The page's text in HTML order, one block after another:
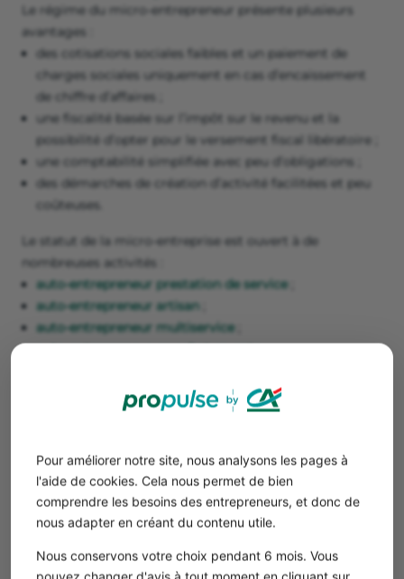
Pour améliorer notre site, nous analysons les pages à
l'aide de cookies. Cela nous permet de bien
comprendre les besoins des entrepreneurs, et donc de
nous adapter en créant du contenu utile.
Nous conservons votre choix pendant 6 mois. Vous
pouvez changer d'avis à tout moment en cliquant sur
Le régime du micro-entrepreneur présente plusieurs
avantages :
des cotisations sociales faibles et un paiement de
charges sociales uniquement en cas d’encaissement
de chiffre d’affaires ;
une fiscalité basée sur l’impôt sur le revenu et la
possibilité d’opter pour le versement fiscal libératoire ;
une comptabilité simplifiée avec peu d’obligations ;
des démarches de création d’activité facilitées et peu
coûteuses.
Le statut de la micro-entreprise est ouvert à de
nombreuses activités :
auto-entrepreneur prestation de service;
auto-entrepreneur artisan
auto-entrepreneur multiservice;
auto-entrepreneur en achat revente;
agent commercial.
Le cumul auto-entrepreneur et salarié
entrepreneur salarié) est possible. Vous
pouvez donc tester une activité sous le statut
votre activité salariée.